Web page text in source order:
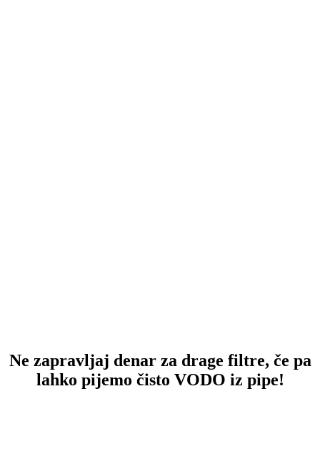
Ne zapravljaj denar za drage filtre, če pa
lahko pijemo čisto VODO iz pipe!